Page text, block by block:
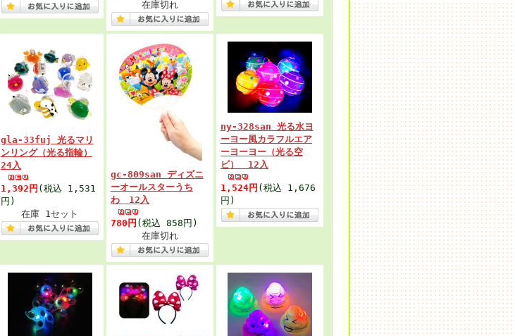
在庫切れ
gla-33fuj 光るマリ
ンリング（光る指輪）
24入
1,392円 (税込 1,531
円)
在庫 1セット
gc-809san ディズニ
ーオールスターうち
わ 12入
780円 (税込 858円)
在庫切れ
ny-328san 光る水ヨ
ーヨー風カラフルエア
ーヨーヨー（光る空
ビ） 12入
1,524円 (税込 1,676
円)